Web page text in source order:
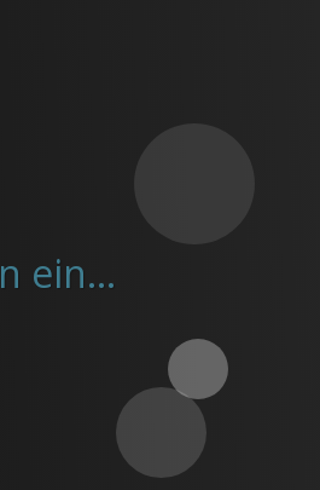
Very.Ninja hilft beim Herunterladen von Videos von Tune.pk in eine mp4-Datei.